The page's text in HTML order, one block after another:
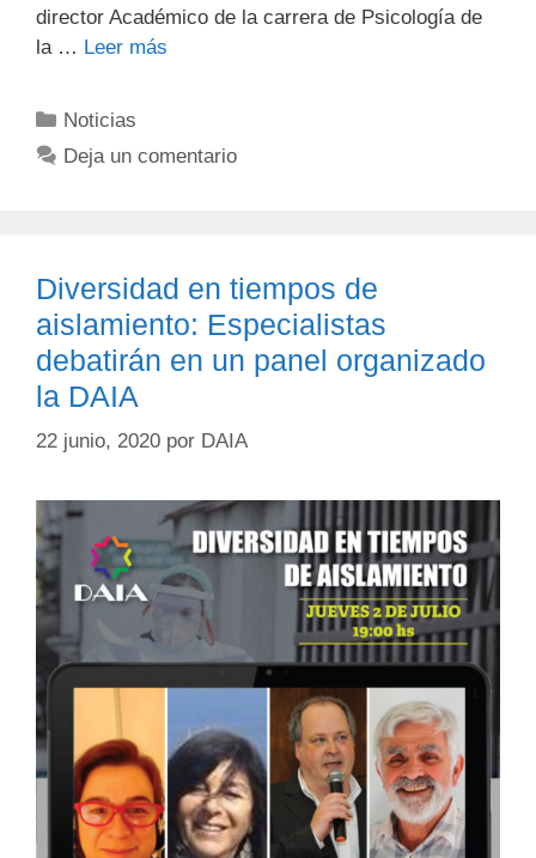
director Académico de la carrera de Psicología de
la … Leer más
Noticias
Deja un comentario
Diversidad en tiempos de
aislamiento: Especialistas
debatirán en un panel organizado
la DAIA
22 junio, 2020 por DAIA